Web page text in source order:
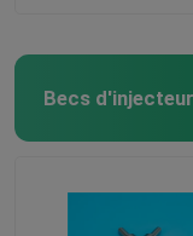
Becs